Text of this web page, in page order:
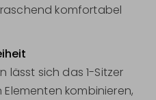
komfortabel
lässt sich das 1-Sitzer
kombinieren,